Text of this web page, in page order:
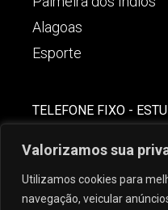
Valorizamos sua
Utilizamos cookies para
navegação, veicular
Alagoas
Esporte
TELEFONE FIXO -
(82) 99621-8806